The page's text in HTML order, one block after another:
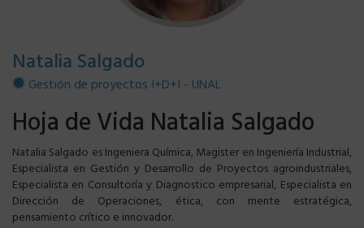
Natalia Salgado
Gestión de proyectos I+D+I - UNAL
Hoja de Vida Natalia Salgado
Natalia Salgado es Ingeniera Química, Magister en Ingeniería Industrial,
Especialista en Gestión y Desarrollo de Proyectos agroindustriales,
Especialista en Consultoría y Diagnostico empresarial, Especialista en
Dirección de Operaciones, ética, con mente estratégica,
pensamiento crítico e innovador.